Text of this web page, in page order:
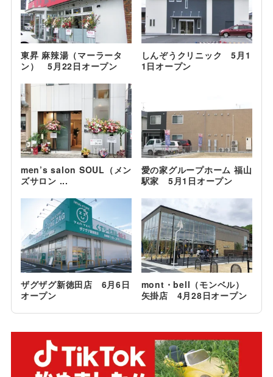
東昇 麻辣湯（マーラータ
ン） 5月22日オープン
しんぞうクリニック 5月1
1日オープン
men’s salon SOUL（メン
ズサロン ...
愛の家グループホーム 福山
駅家 5月1日オープン
ザグザグ新徳田店 6月6日
オープン
mont・bell（モンベル）
矢掛店 4月28日オープン